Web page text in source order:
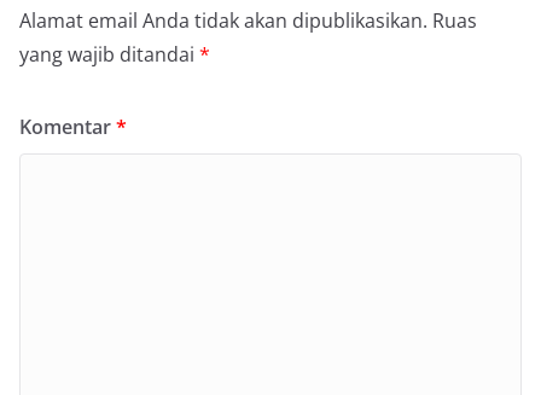
Alamat email Anda tidak akan dipublikasikan. Ruas
yang wajib ditandai *
Komentar*